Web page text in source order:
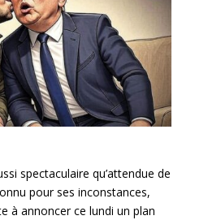
spectaculaire qu’attendue de
pour ses inconstances,
à annoncer ce lundi un plan